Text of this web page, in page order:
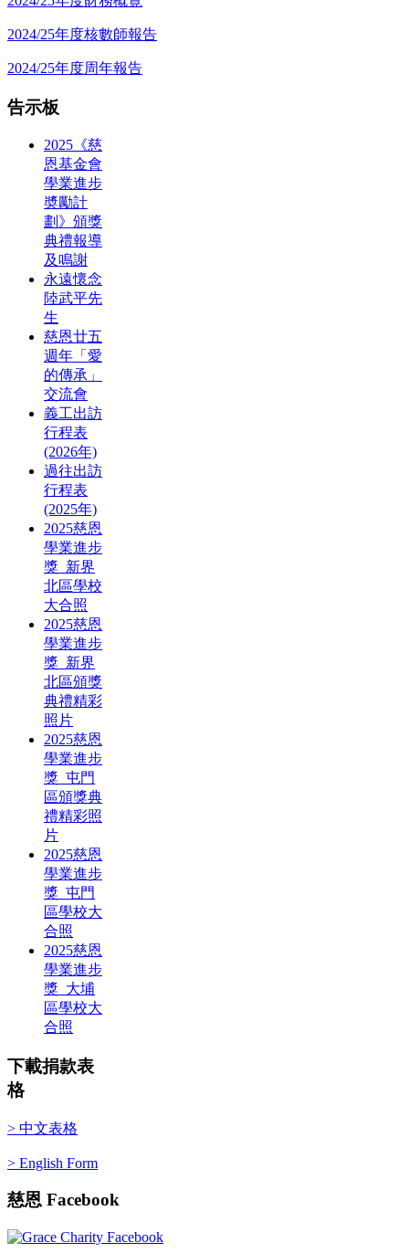
2024/25年度核數師報告
2024/25年度周年報告
告示板
2025《慈
恩基金會
學業進步
奬勵計
劃》頒獎
典禮報導
及鳴謝
永遠懷念
陸武平先
生
慈恩廿五
週年「愛
的傳承」
交流會
義工出訪
行程表
(2026年)
過往出訪
行程表
(2025年)
2025慈恩
學業進步
獎_新界
北區學校
大合照
2025慈恩
學業進步
獎_新界
北區頒獎
典禮精彩
照片
2025慈恩
學業進步
獎_屯門
區頒獎典
禮精彩照
片
2025慈恩
學業進步
獎_屯門
區學校大
合照
2025慈恩
學業進步
獎_大埔
區學校大
合照
下載捐款表
格
> 中文表格
> English Form
慈恩 Facebook